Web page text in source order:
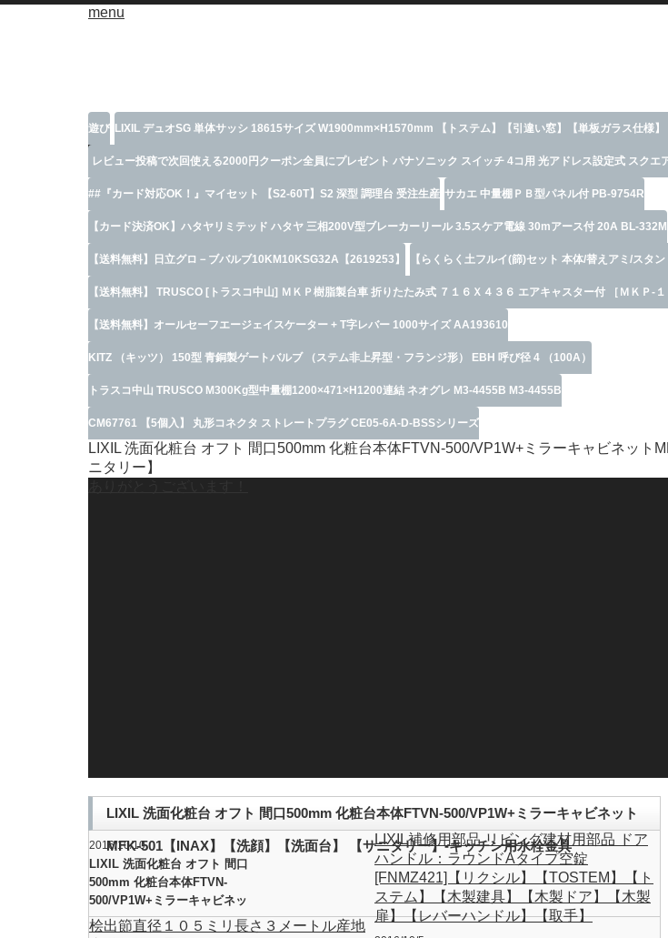
menu
遊び LIXIL デュオSG 単体サッシ 18615サイズ W1900mm×H1570mm 【トステム】【引違い窓】【単板ガラス仕様】
レビュー投稿で次回使える2000円クーポン全員にプレゼント パナソニック スイッチ 4コ用 光アドレス設定式 スク
\配線部材】
##『カード対応OK！』マイセット 【S2-60T】S2 深型 調理台 受注生産 サカエ 中量棚ＰＢ型パネル付 PB-9754R
【カード決済OK】ハタヤリミテッド ハタヤ 三相200V型ブレーカーリール 3.5スケア電線 30mアース付 20A BL-332M
【送料無料】日立グロ－ブバルブ10KM10KSG32A【2619253】 【らくらく土フルイ(篩)セット 本体/替えアミ/スタ
【送料無料】 TRUSCO [トラスコ中山] ＭＫＰ樹脂製台車 折りたたみ式 ７１６Ｘ４３６ エアキャスター付 ［ＭＫＰ-１
【送料無料】オールセーフエージェイスケーター + T字レバー 1000サイズ AA193610
KITZ （キッツ） 150型 青銅製ゲートバルブ （ステム非上昇型・フランジ形） EBH 呼び径 4 （100A）
トラスコ中山 TRUSCO M300Kg型中量棚1200×471×H1200連結 ネオグレ M3-4455B M3-4455B
CM67761 【5個入】 丸形コネクタ ストレートプラグ CE05-6A-D-BSSシリーズ
LIXIL 洗面化粧台 オフト 間口500mm 化粧台本体FTVN-500/VP1W+ミラーキャビネット
ニタリー】
LIXIL 洗面化粧台 オフト 間口500mm 化粧台本体FTVN-500/VP1W+ミラーキャビネット
MFK-501【INAX】【洗顔】【洗面台】 【サニタリー】-キッチン用水栓金具
2016/10/10
LIXIL 洗面化粧台 オフト 間口
500mm 化粧台本体FTVN-
500/VP1W+ミラーキャビネッ
トMFK-501【INAX】【洗顔】
LIXIL補修用部品 リビング建材用部品 ドア
ハンドル：ラウンドAタイプ空錠
[FNMZ421]【リクシル】【TOSTEM】【ト
ステム】【木製建具】【木製ドア】【木製
扉】【レバーハンドル】【取手】
桧出節直径１０５ミリ長さ３メートル産地